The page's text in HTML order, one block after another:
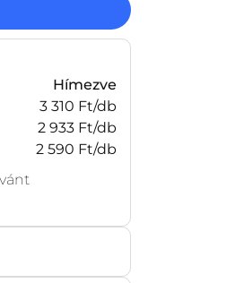
Hímezve
3 310 Ft/db
2 933 Ft/db
2 590 Ft/db